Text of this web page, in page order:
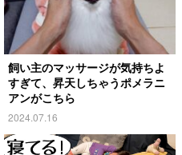
飼い主のマッサージが気持ちよ
すぎて、昇天しちゃうポメラニ
アンがこちら
2024.07.16